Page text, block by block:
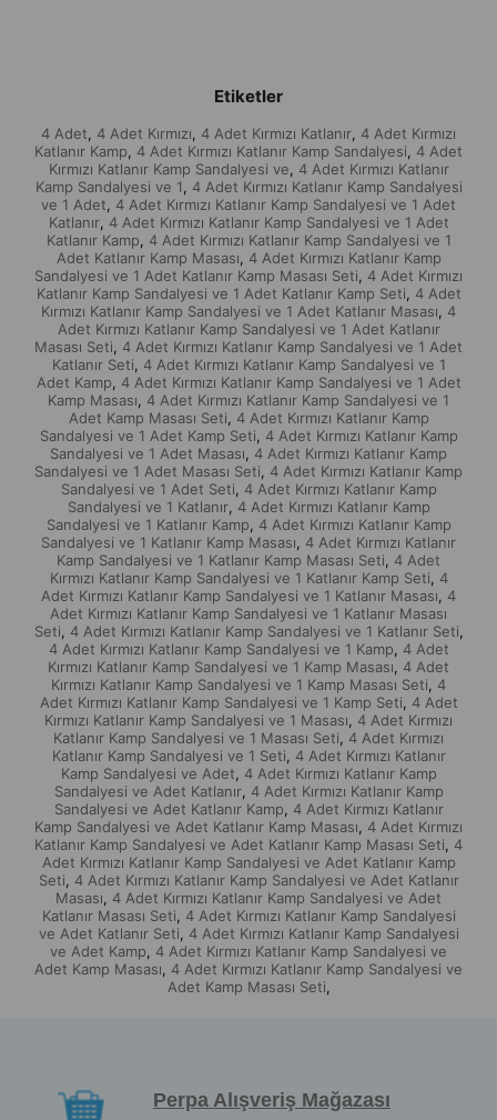
Etiketler
4 Adet, 4 Adet Kırmızı, 4 Adet Kırmızı Katlanır, 4 Adet Kırmızı
Katlanır Kamp, 4 Adet Kırmızı Katlanır Kamp Sandalyesi, 4 Adet
Kırmızı Katlanır Kamp Sandalyesi ve, 4 Adet Kırmızı Katlanır
Kamp Sandalyesi ve 1, 4 Adet Kırmızı Katlanır Kamp Sandalyesi
ve 1 Adet, 4 Adet Kırmızı Katlanır Kamp Sandalyesi ve 1 Adet
Katlanır, 4 Adet Kırmızı Katlanır Kamp Sandalyesi ve 1 Adet
Katlanır Kamp, 4 Adet Kırmızı Katlanır Kamp Sandalyesi ve 1
Adet Katlanır Kamp Masası, 4 Adet Kırmızı Katlanır Kamp
Sandalyesi ve 1 Adet Katlanır Kamp Masası Seti, 4 Adet Kırmızı
Katlanır Kamp Sandalyesi ve 1 Adet Katlanır Kamp Seti, 4 Adet
Kırmızı Katlanır Kamp Sandalyesi ve 1 Adet Katlanır Masası, 4
Adet Kırmızı Katlanır Kamp Sandalyesi ve 1 Adet Katlanır
Masası Seti, 4 Adet Kırmızı Katlanır Kamp Sandalyesi ve 1 Adet
Katlanır Seti, 4 Adet Kırmızı Katlanır Kamp Sandalyesi ve 1
Adet Kamp, 4 Adet Kırmızı Katlanır Kamp Sandalyesi ve 1 Adet
Kamp Masası, 4 Adet Kırmızı Katlanır Kamp Sandalyesi ve 1
Adet Kamp Masası Seti, 4 Adet Kırmızı Katlanır Kamp
Sandalyesi ve 1 Adet Kamp Seti, 4 Adet Kırmızı Katlanır Kamp
Sandalyesi ve 1 Adet Masası, 4 Adet Kırmızı Katlanır Kamp
Sandalyesi ve 1 Adet Masası Seti, 4 Adet Kırmızı Katlanır Kamp
Sandalyesi ve 1 Adet Seti, 4 Adet Kırmızı Katlanır Kamp
Sandalyesi ve 1 Katlanır, 4 Adet Kırmızı Katlanır Kamp
Sandalyesi ve 1 Katlanır Kamp, 4 Adet Kırmızı Katlanır Kamp
Sandalyesi ve 1 Katlanır Kamp Masası, 4 Adet Kırmızı Katlanır
Kamp Sandalyesi ve 1 Katlanır Kamp Masası Seti, 4 Adet
Kırmızı Katlanır Kamp Sandalyesi ve 1 Katlanır Kamp Seti, 4
Adet Kırmızı Katlanır Kamp Sandalyesi ve 1 Katlanır Masası, 4
Adet Kırmızı Katlanır Kamp Sandalyesi ve 1 Katlanır Masası
Seti, 4 Adet Kırmızı Katlanır Kamp Sandalyesi ve 1 Katlanır Seti,
4 Adet Kırmızı Katlanır Kamp Sandalyesi ve 1 Kamp, 4 Adet
Kırmızı Katlanır Kamp Sandalyesi ve 1 Kamp Masası, 4 Adet
Kırmızı Katlanır Kamp Sandalyesi ve 1 Kamp Masası Seti, 4
Adet Kırmızı Katlanır Kamp Sandalyesi ve 1 Kamp Seti, 4 Adet
Kırmızı Katlanır Kamp Sandalyesi ve 1 Masası, 4 Adet Kırmızı
Katlanır Kamp Sandalyesi ve 1 Masası Seti, 4 Adet Kırmızı
Katlanır Kamp Sandalyesi ve 1 Seti, 4 Adet Kırmızı Katlanır
Kamp Sandalyesi ve Adet, 4 Adet Kırmızı Katlanır Kamp
Sandalyesi ve Adet Katlanır, 4 Adet Kırmızı Katlanır Kamp
Sandalyesi ve Adet Katlanır Kamp, 4 Adet Kırmızı Katlanır
Kamp Sandalyesi ve Adet Katlanır Kamp Masası, 4 Adet Kırmızı
Katlanır Kamp Sandalyesi ve Adet Katlanır Kamp Masası Seti, 4
Adet Kırmızı Katlanır Kamp Sandalyesi ve Adet Katlanır Kamp
Seti, 4 Adet Kırmızı Katlanır Kamp Sandalyesi ve Adet Katlanır
Masası, 4 Adet Kırmızı Katlanır Kamp Sandalyesi ve Adet
Katlanır Masası Seti, 4 Adet Kırmızı Katlanır Kamp Sandalyesi
ve Adet Katlanır Seti, 4 Adet Kırmızı Katlanır Kamp Sandalyesi
ve Adet Kamp, 4 Adet Kırmızı Katlanır Kamp Sandalyesi ve
Adet Kamp Masası, 4 Adet Kırmızı Katlanır Kamp Sandalyesi ve
Adet Kamp Masası Seti,
Perpa Alışveriş Mağazası